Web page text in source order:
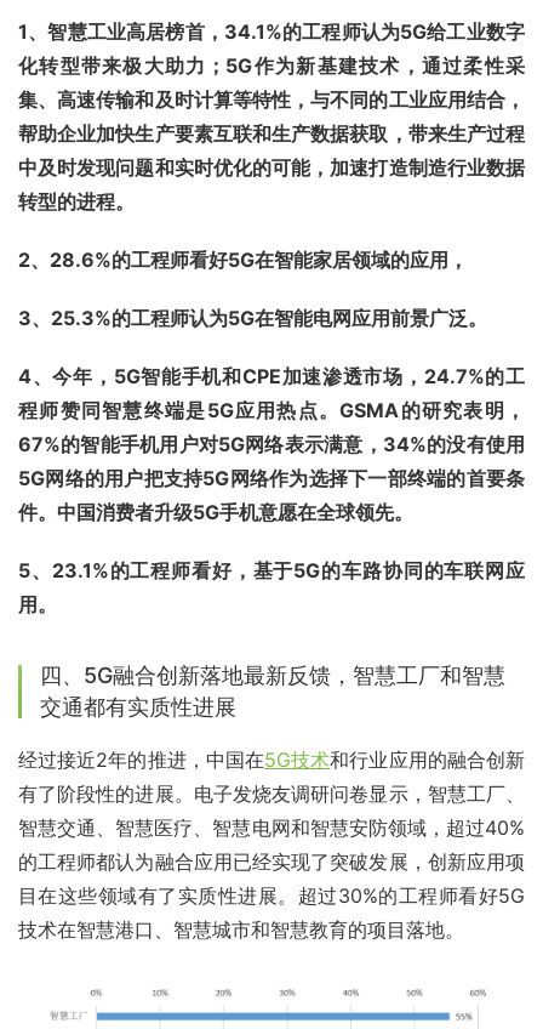
1、智慧工业高居榜首，34.1%的工程师认为5G给工业数字
化转型带来极大助力；5G作为新基建技术，通过柔性采
集、高速传输和及时计算等特性，与不同的工业应用结合，
帮助企业加快生产要素互联和生产数据获取，带来生产过程
中及时发现问题和实时优化的可能，加速打造制造行业数据
转型的进程。
2、28.6%的工程师看好5G在智能家居领域的应用，
3、25.3%的工程师认为5G在智能电网应用前景广泛。
4、今年，5G智能手机和CPE加速渗透市场，24.7%的工
程师赞同智慧终端是5G应用热点。GSMA的研究表明，
67%的智能手机用户对5G网络表示满意，34%的没有使用
5G网络的用户把支持5G网络作为选择下一部终端的首要条
件。中国消费者升级5G手机意愿在全球领先。
5、23.1%的工程师看好，基于5G的车路协同的车联网应
用。
四、5G融合创新落地最新反馈，智慧工厂和智慧
交通都有实质性进展
经过接近2年的推进，中国在5G技术和行业应用的融合创新
有了阶段性的进展。电子发烧友调研问卷显示，智慧工厂、
智慧交通、智慧医疗、智慧电网和智慧安防领域，超过40%
的工程师都认为融合应用已经实现了突破发展，创新应用项
目在这些领域有了实质性进展。超过30%的工程师看好5G
技术在智慧港口、智慧城市和智慧教育的项目落地。